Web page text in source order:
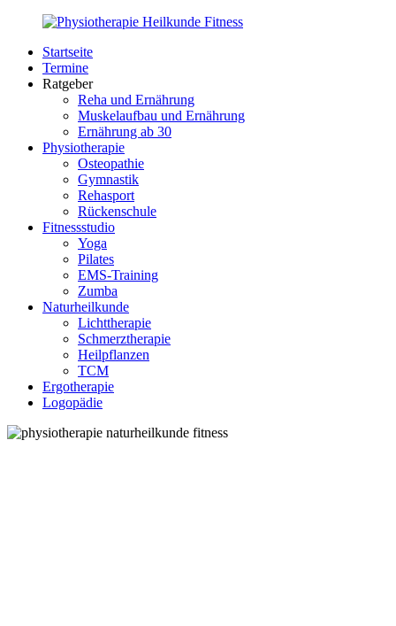
Zurück
Inhalt
PhysioMed-
Fit.de
Gesundheit
Startseite
Termine
Ratgeber
Reha und Ernährung
Muskelaufbau und Ernährung
Ernährung ab 30
Physiotherapie
Osteopathie
Gymnastik
Rehasport
Rückenschule
Fitnessstudio
Yoga
Pilates
EMS-Training
Zumba
Naturheilkunde
Lichttherapie
Schmerztherapie
Heilpflanzen
TCM
Ergotherapie
Logopädie